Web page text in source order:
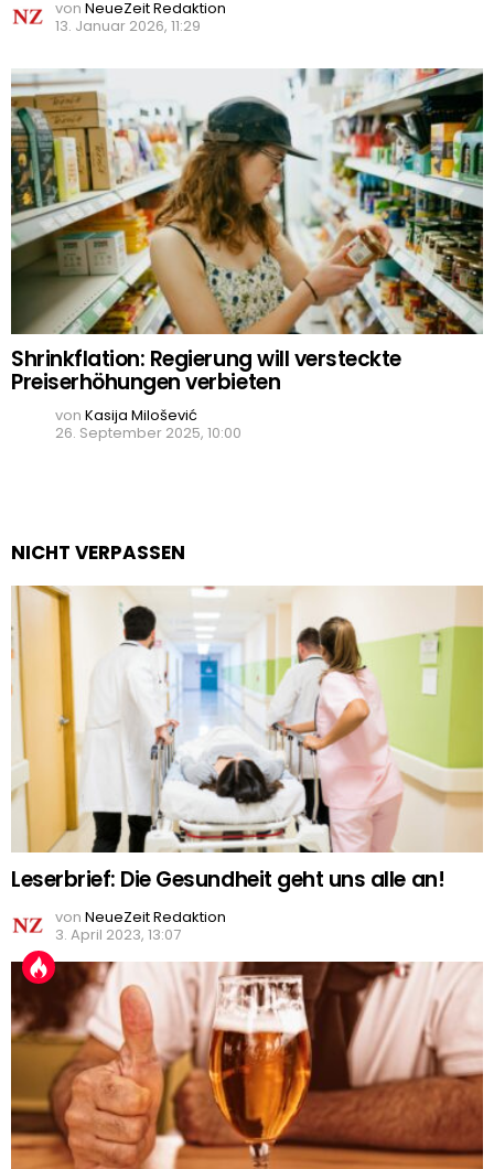
von NeueZeit Redaktion
13. Januar 2026, 11:29
Shrinkflation: Regierung will versteckte
Preiserhöhungen verbieten
von Kasija Milošević
26. September 2025, 10:00
NICHT VERPASSEN
Leserbrief: Die Gesundheit geht uns alle an!
von NeueZeit Redaktion
3. April 2023, 13:07